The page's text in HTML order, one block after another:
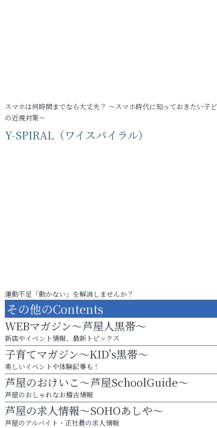
スマホは何時間までなら大丈夫？ ～スマホ時代に知っておきたい子
の近視対策～
Y-SPIRAL（ワイスパイラル）
運動不足「動かない」を解消しませんか？
その他のContents
WEBマガジン～芦屋人黒帯～
新店やイベント情報、最新トピックス
子育てマガジン～KID's黒帯～
楽しいイベントや体験記事も！
芦屋のおけいこ～芦屋SchoolGuide～
芦屋のおしゃれなお稽古情報
芦屋の求人情報～SOHOあしや～
芦屋のアルバイト・正社員の求人情報